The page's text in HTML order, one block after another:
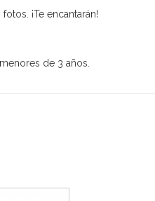
¡Te encantarán!
de 3 años.